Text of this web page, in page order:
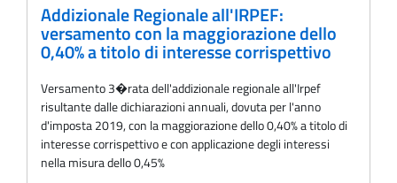
Addizionale Regionale all'IRPEF:
versamento con la maggiorazione dello
0,40% a titolo di interesse corrispettivo
Versamento 3�rata dell'addizionale regionale all'Irpef
risultante dalle dichiarazioni annuali, dovuta per l'anno
d'imposta 2019, con la maggiorazione dello 0,40% a titolo di
interesse corrispettivo e con applicazione degli interessi
nella misura dello 0,45%